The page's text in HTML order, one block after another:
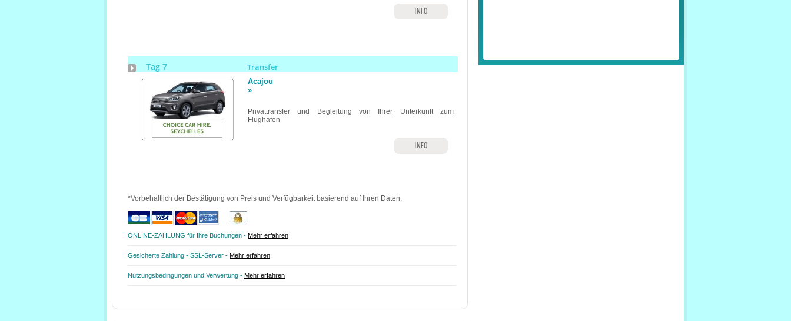
INFO
Tag 7 Transfer
Acajou
»
Privattransfer und Begleitung von Ihrer Unterkunft zum
Flughafen
INFO
*Vorbehaltlich der Bestätigung von Preis und Verfügbarkeit basierend auf Ihren Daten.
ONLINE-ZAHLUNG für Ihre Buchungen - Mehr erfahren
Gesicherte Zahlung - SSL-Server - Mehr erfahren
Nutzungsbedingungen und Verwertung - Mehr erfahren